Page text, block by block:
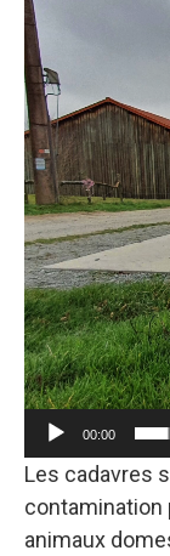
vidéo
00:00
Les cadavres
contamination
animaux